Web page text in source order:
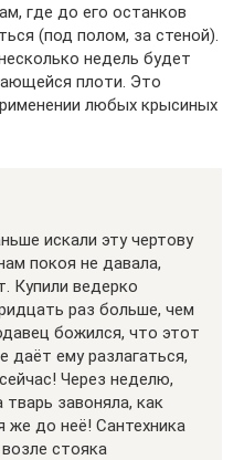
где до его останков
(под полом, за стеной).
недель будет
плоти. Это
любых крысиных
искали эту чертову
покоя не давала,
Купили ведерко
раз больше, чем
божился, что этот
даёт ему разлагаться,
Через неделю,
завоняла, как
же до неё! Сантехника
стояка